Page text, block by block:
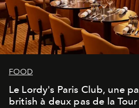
FOOD
Le Lordy's Paris Club, une
british à deux pas de la Tour